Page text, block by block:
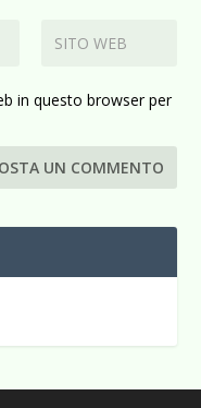
in questo browser per